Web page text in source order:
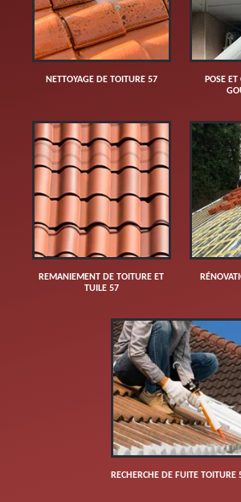
NETTOYAGE DE TOITURE 57
POSE
REMANIEMENT DE TOITURE ET
TUILE 57
RECHERCHE DE FUITE TOITURE